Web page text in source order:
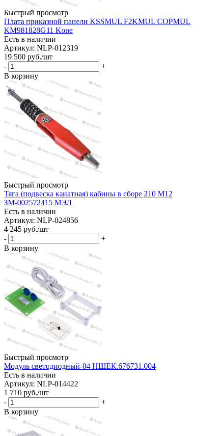
Быстрый просмотр
Плата приказной панели KSSMUL F2KMUL COPMUL
KM981828G11 Kone
Есть в наличии
Артикул: NLP-012319
19 500 руб./шт
-
+
В корзину
Быстрый просмотр
Тяга (подвеска канатная) кабины в сборе 210 М12
ЗМ-002572415 МЭЛ
Есть в наличии
Артикул: NLP-024856
4 245 руб./шт
-
+
В корзину
Быстрый просмотр
Модуль светодиодный-04 НШЕК.676731.004
Есть в наличии
Артикул: NLP-014422
1 710 руб./шт
-
+
В корзину